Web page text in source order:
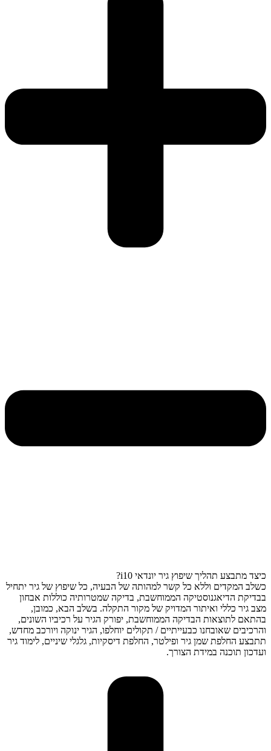
כיצד מתבצע תהליך שיפוץ גיר יונדאי i10?
כשלב המקדים וללא כל קשר למהותה של הבעיה, כל שיפוץ של גיר יתחיל
בבדיקת הדיאגנוסטיקה הממוחשבת, בדיקה שמטרותיה כוללות אבחון
מצב גיר כללי ואיתור המדויק של מקור התקלה. בשלב הבא, כמובן,
בהתאם לתוצאות הבדיקה הממוחשבת, יפורק הגיר על רכיביו השונים,
והרכיבים שאובחנו כבעייתיים / תקולים יוחלפו, הגיר ינוקה ויורכב מחדש,
תתבצע החלפת שמן גיר ופילטר, החלפת דיסקיות, גלגלי שיניים, לימוד גיר
ועדכון תוכנה במידת הצורך.